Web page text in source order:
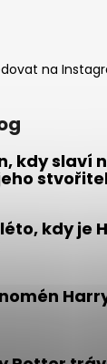
na
kdy slaví
kdy je